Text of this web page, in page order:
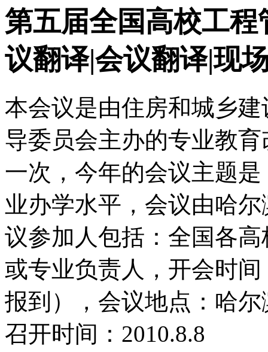
第五届全国高校工
议翻译|会议翻译|现
本会议是由住房和城乡
导委员会主办的专业教
一次，今年的会议主题
业办学水平，会议由哈
议参加人包括：全国各
或专业负责人，开会时
报到），会议地点：哈
召开时间：2010.8.8